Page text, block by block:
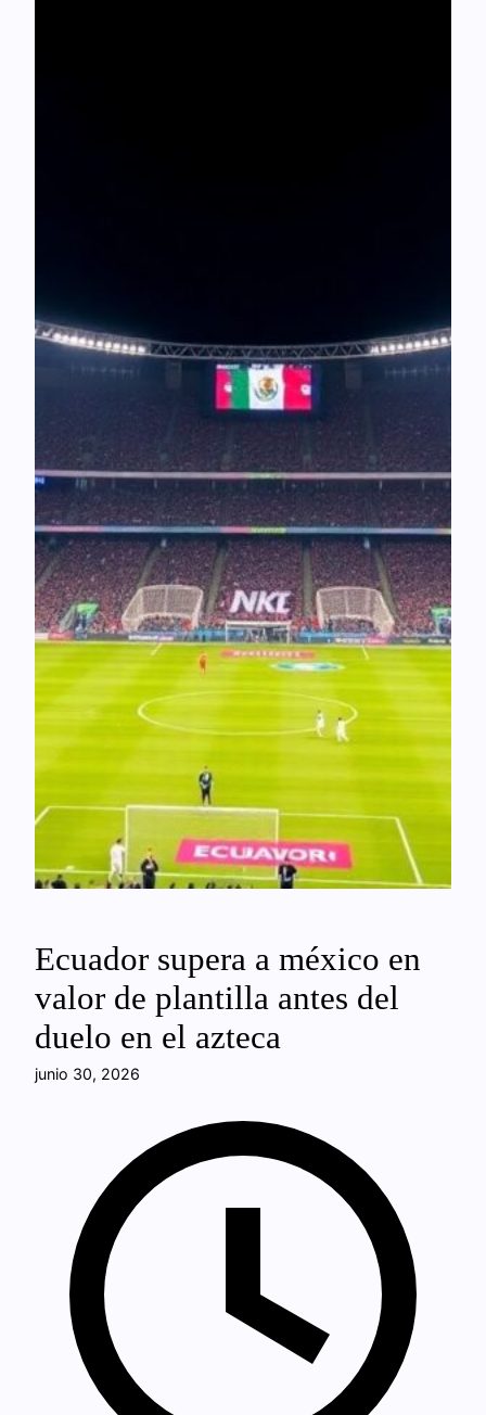
Ecuador supera a méxico en
valor de plantilla antes del
duelo en el azteca
junio 30, 2026